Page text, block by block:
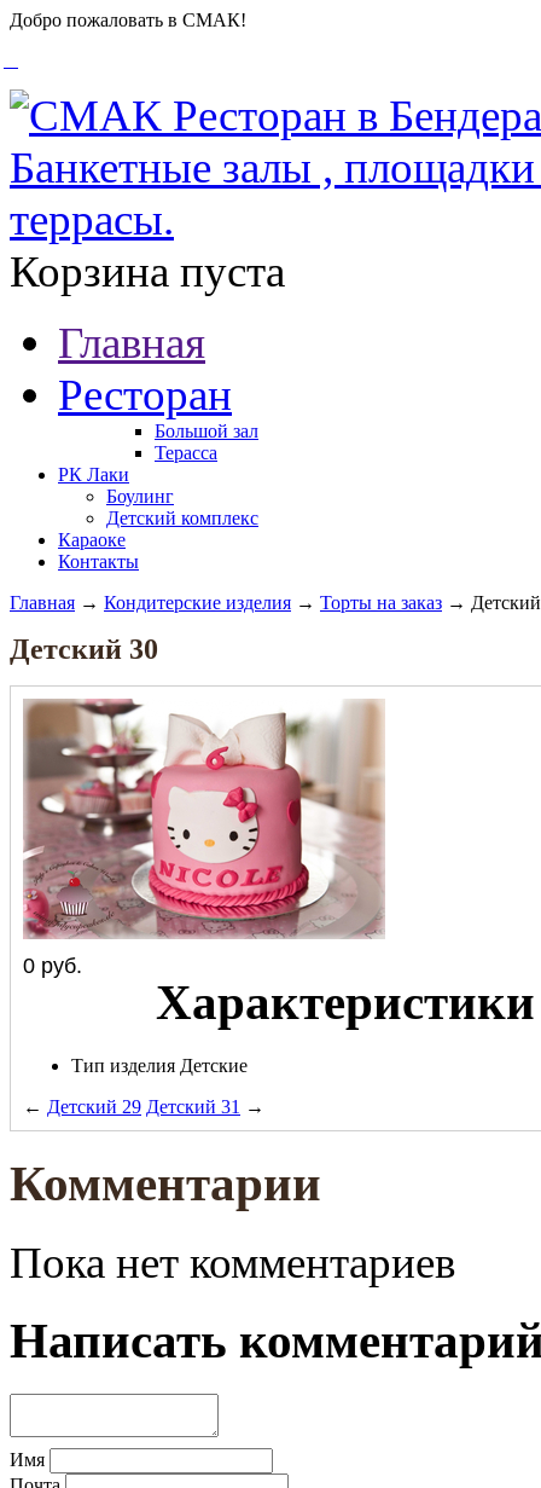
Добро пожаловать в СМАК!
Корзина пуста
Главная
Ресторан
Большой зал
Терасса
РК Лаки
Боулинг
Детский комплекс
Караоке
Контакты
Главная → Кондитерские изделия → Торты на заказ →
Детский 30
0 руб.
Характеристики
Тип изделия Детские
← Детский 29 Детский 31 →
Комментарии
Пока нет комментариев
Написать
Имя